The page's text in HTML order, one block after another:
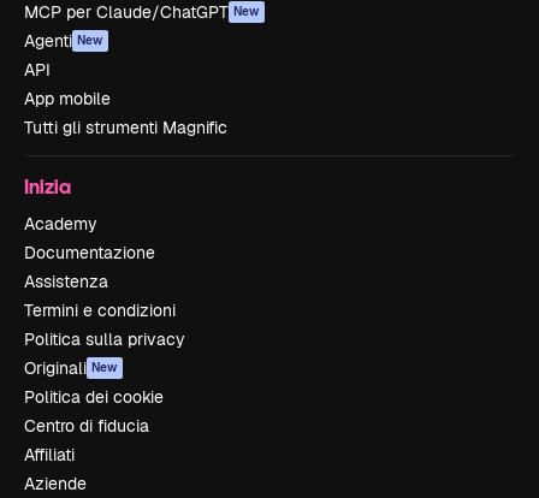
MCP per Claude/ChatGPT New
Agenti New
API
App mobile
Tutti gli strumenti Magnific
Inizia
Academy
Documentazione
Assistenza
Termini e condizioni
Politica sulla privacy
Originali New
Politica dei cookie
Centro di fiducia
Affiliati
Aziende